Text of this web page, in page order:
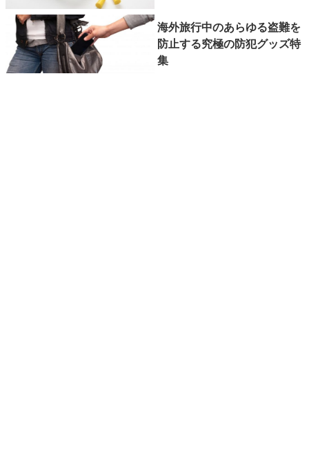
海外旅行中のあらゆる盗難を
防止する究極の防犯グッズ特
集